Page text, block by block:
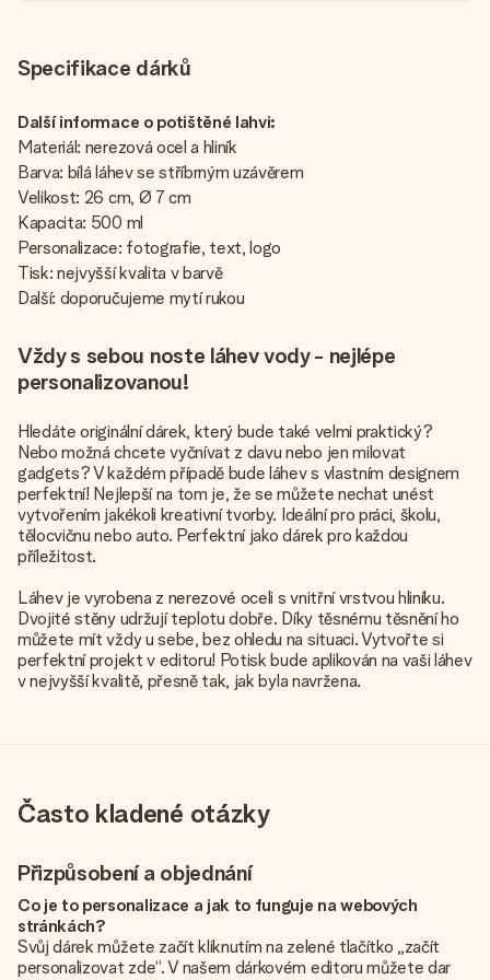
Specifikace dárků
Další informace o potištěné lahvi:
Materiál: nerezová ocel a hliník
Barva: bílá láhev se stříbrným uzávěrem
Velikost: 26 cm, Ø 7 cm
Kapacita: 500 ml
Personalizace: fotografie, text, logo
Tisk: nejvyšší kvalita v barvě
Další: doporučujeme mytí rukou
Vždy s sebou noste láhev vody - nejlépe
personalizovanou!
Hledáte originální dárek, který bude také velmi praktický?
Nebo možná chcete vyčnívat z davu nebo jen milovat
gadgets? V každém případě bude láhev s vlastním designem
perfektní! Nejlepší na tom je, že se můžete nechat unést
vytvořením jakékoli kreativní tvorby. Ideální pro práci, školu,
tělocvičnu nebo auto. Perfektní jako dárek pro každou
příležitost.
Láhev je vyrobena z nerezové oceli s vnitřní vrstvou hliníku.
Dvojité stěny udržují teplotu dobře. Díky těsnému těsnění ho
můžete mít vždy u sebe, bez ohledu na situaci. Vytvořte si
perfektní projekt v editoru! Potisk bude aplikován na vaši láhev
v nejvyšší kvalitě, přesně tak, jak byla navržena.
Často kladené otázky
Přizpůsobení a objednání
Co je to personalizace a jak to funguje na webových
stránkách?
Svůj dárek můžete začít kliknutím na zelené tlačítko „začít
personalizovat zde“. V našem dárkovém editoru můžete dar